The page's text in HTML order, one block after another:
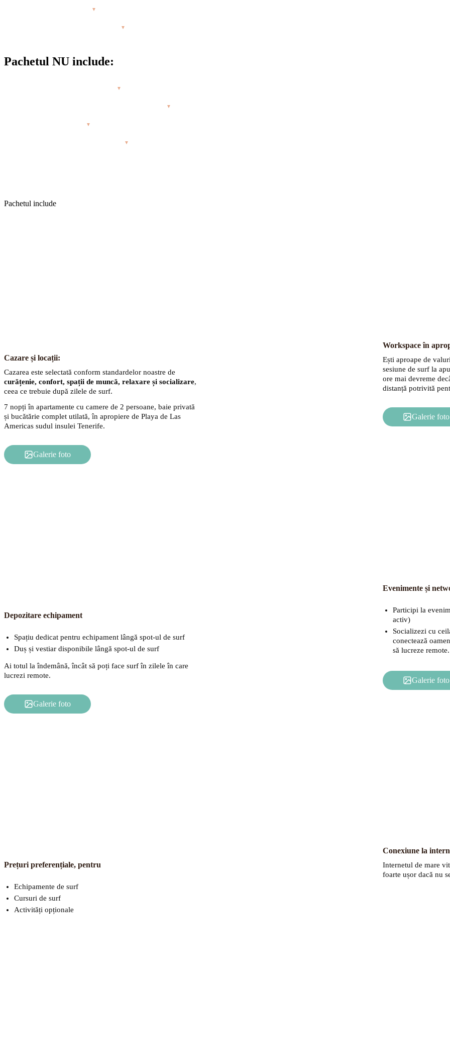
▼
▼
Pachetul NU include:
▼
▼
▼
▼
Pachetul include
Cazare și locații:
Cazarea este selectată conform standardelor noastre de
curățenie, confort, spații de muncă, relaxare și socializare,
ceea ce trebuie după zilele de surf.
7 nopți în apartamente cu camere de 2 persoane, baie privată
și bucătărie complet utilată, în apropiere de Playa de Las
Americas sudul insulei Tenerife.
Galerie foto
Workspace în
Ești aproape de
sesiune de surf la
ore mai devreme
distanță potrivită
Galerie foto
Depozitare echipament
Spațiu dedicat pentru echipament lângă spot-ul de surf
Duș și vestiar disponibile lângă spot-ul de surf
Ai totul la îndemână, încât să poți face surf în zilele în care
lucrezi remote.
Galerie foto
Evenimente și
Participi la
activ)
Socializezi cu
conectează
să lucreze remote.
Galerie foto
Prețuri preferențiale, pentru
Echipamente de surf
Cursuri de surf
Activități opționale
Conexiune la
Internetul de mare
foarte ușor dacă nu